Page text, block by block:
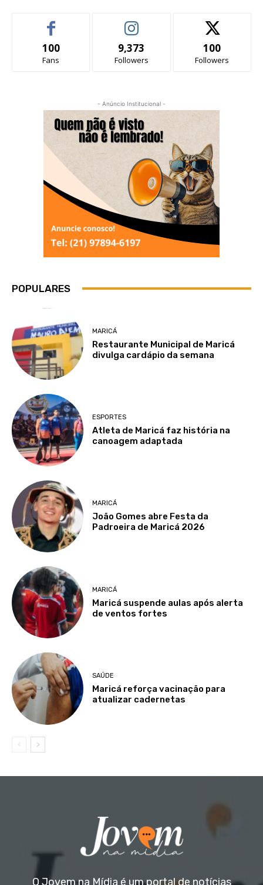
100
Fans
9,373
Followers
100
Followers
- Anúncio Institucional -
POPULARES
MARICÁ
Restaurante Municipal de Maricá
divulga cardápio da semana
ESPORTES
Atleta de Maricá faz história na
canoagem adaptada
MARICÁ
João Gomes abre Festa da
Padroeira de Maricá 2026
MARICÁ
Maricá suspende aulas após alerta
de ventos fortes
SAÚDE
Maricá reforça vacinação para
atualizar cadernetas
O Jovem na Mídia é um portal de notícias